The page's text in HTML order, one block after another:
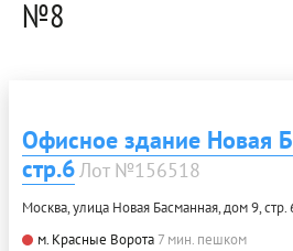
№8
Офисное здание Новая
стр.6Лот №156518
Москва, улица Новая Басманная, дом 9, стр.
м. Красные Ворота 7 мин. пешком